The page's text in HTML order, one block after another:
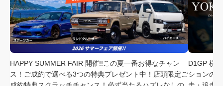
採用情報
店舗問い合わせ
HAPPY SUMMER FAIR 開催!!この夏一番お得なチャン
ス！ご成約で選べる3つの特典プレゼント中！店頭限定ご
D1GP 横
ションの